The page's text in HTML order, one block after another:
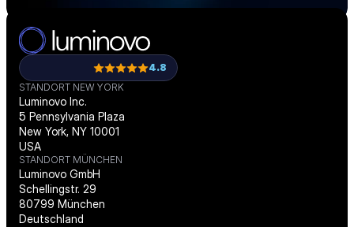
4.8
STANDORT NEW YORK
Luminovo Inc.
5 Pennsylvania Plaza
New York, NY 10001
USA
STANDORT MÜNCHEN
Luminovo GmbH
Schellingstr. 29
80799 München
Deutschland